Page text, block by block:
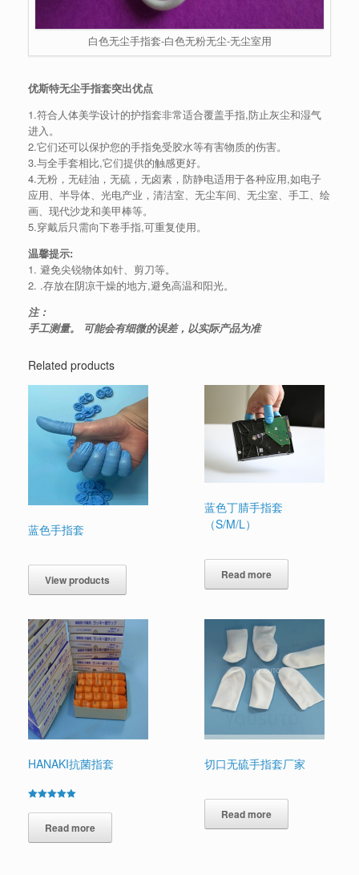
白色无尘手指套-白色无粉无尘-无尘室用
优斯特无尘手指套突出优点
1.符合人体美学设计的护指套非常适合覆盖手指,防止灰尘和湿气
进入。
2.它们还可以保护您的手指免受胶水等有害物质的伤害。
3.与全手套相比,它们提供的触感更好。
4.无粉，无硅油，无硫，无卤素，防静电适用于各种应用,如电子
应用、半导体、光电产业，清洁室、无尘车间、无尘室、手工、绘
画、现代沙龙和美甲棒等。
5.穿戴后只需向下卷手指,可重复使用。
温馨提示:
1. 避免尖锐物体如针、剪刀等。
2. .存放在阴凉干燥的地方,避免高温和阳光。
注：
手工测量。 可能会有细微的误差，以实际产品为准
Related products
蓝色手指套
View products
蓝色丁腈手指套
（S/M/L）
Read more
HANAKI抗菌指套
5.00
out of 5Read more
切口无硫手指套厂家
Read more